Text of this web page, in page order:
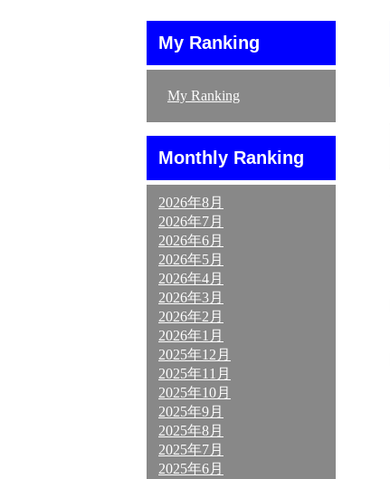
My Ranking
My Ranking
Monthly Ranking
2026年8月
2026年7月
2026年6月
2026年5月
2026年4月
2026年3月
2026年2月
2026年1月
2025年12月
2025年11月
2025年10月
2025年9月
2025年8月
2025年7月
2025年6月